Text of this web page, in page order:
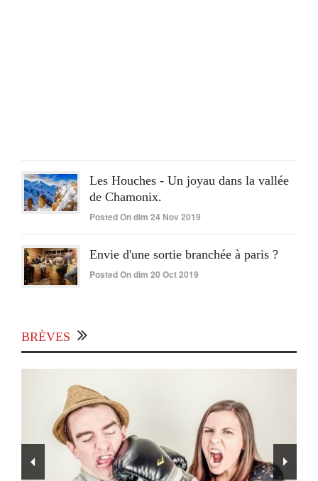
Les Houches - Un joyau dans la vallée
de Chamonix.
Posted On dim 24 Nov 2019
Envie d'une sortie branchée à paris ?
Posted On dim 20 Oct 2019
BRÈVES